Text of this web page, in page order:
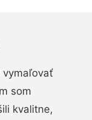
vymaľovať
som
kvalitne,